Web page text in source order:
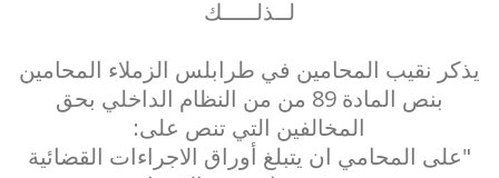
لــذلـــــك
يذكر نقيب المحامين في طرابلس الزملاء المحامين
بنص المادة 89 من من النظام الداخلي بحق
المخالفين التي تنص على:
"على المحامي ان يتبلغ أوراق الاجراءات القضائية